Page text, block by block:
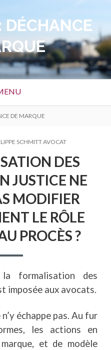
DÉCHANCE
DE MARQUE
SCHMITT AVOCAT
DES
JUSTICE NE
MODIFIER
LE RÔLE
PROCÈS ?
la formalisation des
imposée aux avocats.
échappe pas. Au fur
les actions en
et de modèle